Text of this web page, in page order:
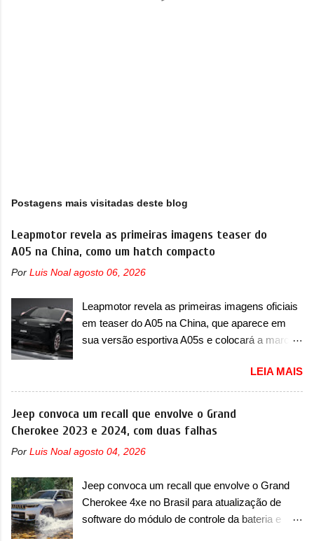
Postagens mais visitadas deste blog
Leapmotor revela as primeiras imagens teaser do
A05 na China, como um hatch compacto
Por Luis Noal agosto 06, 2026
Leapmotor revela as primeiras imagens oficiais
em teaser do A05 na China, que aparece em
sua versão esportiva A05s e colocará a marca
apresentando uma rápida expansão na China
em termos de portfólio. Apoiada pela Stellantis,
a marca confirmou a estreia de um novo
modelo compacto à sua linha. Posicionado
primeiras imagens teaser do A05, que nas
esportiva, o A05s. Previsto para ser lançado
ainda neste ano na China, o compacto elétrico
colocará a Leapmotor para concorrer com uma
LEIA MAIS
Jeep convoca um recall que envolve o Grand
Cherokee 2023 e 2024, com duas falhas
Por Luis Noal agosto 04, 2026
Jeep convoca um recall que envolve o Grand
Cherokee 4xe no Brasil para atualização de
software do módulo de controle da bateria e